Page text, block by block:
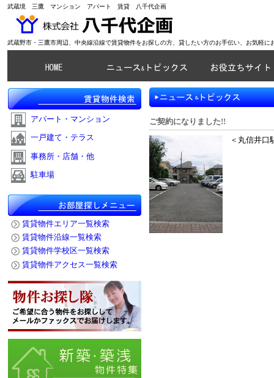
武蔵境 三鷹 マンション アパート 賃貸 八千代企画
武蔵野市・三鷹市周辺、中央線沿線で賃貸物件をお探しの方、貸したい方のお手伝い、お気軽に
アパート・マンション
一戸建て・テラス
事務所・店舗・他
駐車場
賃貸物件エリア一覧検索
賃貸物件沿線一覧検索
賃貸物件学校区一覧検索
賃貸物件アクセス一覧検索
ご契約になりました!!
＜丸信井口